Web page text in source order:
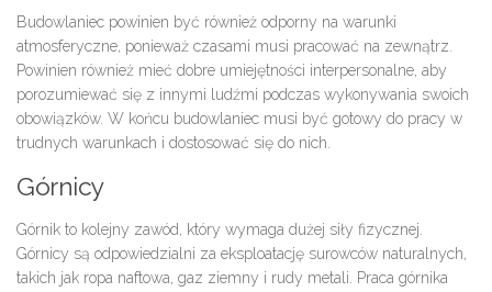
Budowlaniec powinien być również odporny na warunki
atmosferyczne, ponieważ czasami musi pracować na zewnątrz.
Powinien również mieć dobre umiejętności interpersonalne, aby
porozumiewać się z innymi ludźmi podczas wykonywania swoich
obowiązków. W końcu budowlaniec musi być gotowy do pracy w
trudnych warunkach i dostosować się do nich.
Górnicy
Górnik to kolejny zawód, który wymaga dużej siły fizycznej.
Górnicy są odpowiedzialni za eksploatację surowców naturalnych,
takich jak ropa naftowa, gaz ziemny i rudy metali. Praca górnika